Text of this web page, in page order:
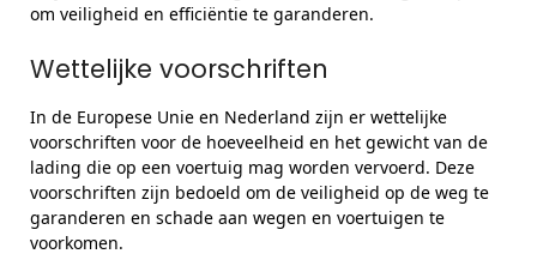
om veiligheid en efficiëntie te garanderen.
Wettelijke voorschriften
In de Europese Unie en Nederland zijn er wettelijke
voorschriften voor de hoeveelheid en het gewicht van de
lading die op een voertuig mag worden vervoerd. Deze
voorschriften zijn bedoeld om de veiligheid op de weg te
garanderen en schade aan wegen en voertuigen te
voorkomen.